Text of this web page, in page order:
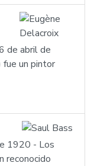
de abril de
un pintor
1920 - Los
reconocido